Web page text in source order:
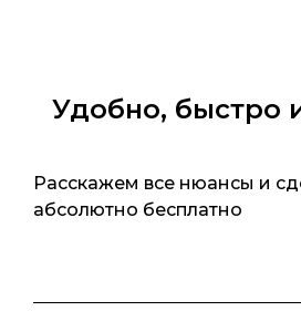
Удобно, быстро
Расскажем все нюансы и
абсолютно бесплатно